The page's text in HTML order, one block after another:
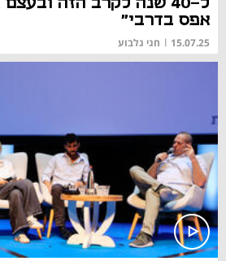
אפס בדרבי"
15.07.25
| חגי גלבוע